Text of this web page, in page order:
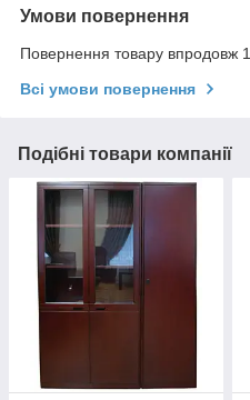
Умови повернення
Повернення товару впродовж
Всі умови повернення
Подібні товари компанії